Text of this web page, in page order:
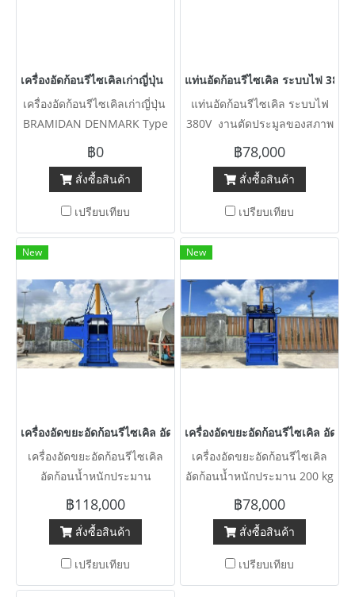
เครื่องอัดก้อนรีไซเคิลเก่าญี่ปุ่น BRAMIDAN DENMARK Type :
เครื่องอัดก้อนรีไซเคิลเก่าญี่ปุ่น
BRAMIDAN DENMARK Type
: 4-X30 / Capacity : 200-300
kg 380V งานยุโรปสุดพรีเมี่ยม
นำเข้าจากฝั่งญี่ปุ่น สภาพสวย
พร้อมใช้
฿0
สั่งซื้อสินค้า
เปรียบเทียบ
แท่นอัดก้อนรีไซเคิล ระบบไฟ
แท่นอัดก้อนรีไซเคิล ระบบไฟ
380V งานตัดประมูลของสภาพ
พร้อมใช้งาน ก้อน 100~150 kg
/ ห้อง 60 x 95 cm / แกน 3” /
7.5 HP
฿78,000
สั่งซื้อสินค้า
เปรียบเทียบ
New
เครื่องอัดขยะอัดก้อนรีไซเคิล อัดก้อนน้ำหนักประมาน 100~200 kg
เครื่องอัดขยะอัดก้อนรีไซเคิล
อัดก้อนน้ำหนักประมาน
100~200 kg + - / ขนาด 10 HP
/ 380V / ห้องอัด 50 x 80 cm /
แกนกด 100 mm (4”) / สโตก
ขึ้นลง 130 cm สภาพสวยพร้อม
฿118,000
สั่งซื้อสินค้า
เปรียบเทียบ
New
เครื่องอัดขยะอัดก้อนรีไซเคิล อัด
เครื่องอัดขยะอัดก้อนรีไซเคิล
อัดก้อนน้ำหนักประมาน 200 kg
+ - / ขนาด 10 HP / 380V /
ห้องอัด 60 x 90 cm / แกนกด
2.5” / สโตกขึ้นลง 110 cm
สภาพสวยพร้อมใช้
฿78,000
สั่งซื้อสินค้า
เปรียบเทียบ